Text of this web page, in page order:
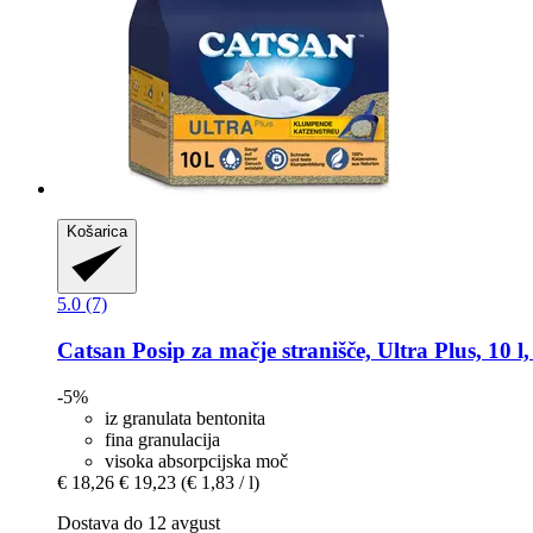
Košarica
5.0 (7)
Catsan Posip za mačje stranišče, Ultra Plus, 10
-5%
iz granulata bentonita
fina granulacija
visoka absorpcijska moč
€ 18,26 € 19,23 (€ 1,83 / l)
Dostava do 12 avgust